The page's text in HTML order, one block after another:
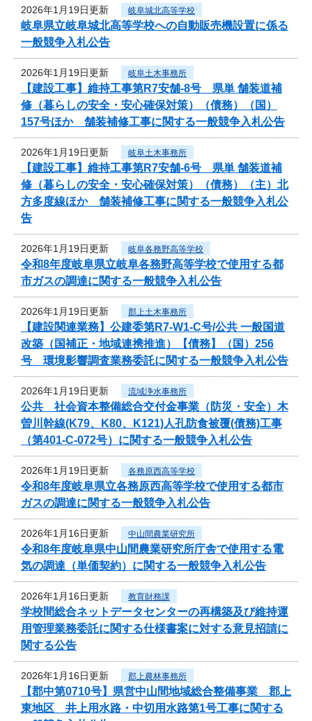
2026年1月19日更新 岐阜城北高等学校
岐阜県立岐阜城北高等学校への自動販売機設置に係る
一般競争入札公告
2026年1月19日更新 岐阜土木事務所
【建設工事】維持工事第R7安舗-8号 県単 舗装道補
修（暮らしの安全・安心確保対策）（債務）（国）
157号ほか 舗装補修工事に関する一般競争入札公告
2026年1月19日更新 岐阜土木事務所
【建設工事】維持工事第R7安舗-6号 県単 舗装道補
修（暮らしの安全・安心確保対策）（債務）（主）北
方多度線ほか 舗装補修工事に関する一般競争入札公
告
2026年1月19日更新 岐阜各務野高等学校
令和8年度岐阜県立岐阜各務野高等学校で使用する都
市ガスの調達に関する一般競争入札公告
2026年1月19日更新 郡上土木事務所
【建設関連業務】公建委第R7-W1-C号/公共 一般国道
改築（国補正・地域連携推進）【債務】（国）256
号 環境影響調査業務委託に関する一般競争入札公告
2026年1月19日更新 流域浄水事務所
公共 社会資本整備総合交付金事業（防災・安全）木
曽川幹線(K79、K80、K121)人孔防食被覆(債務)工事
（第401-C-072号）に関する一般競争入札公告
2026年1月19日更新 各務原西高等学校
令和8年度岐阜県立各務原西高等学校で使用する都市
ガスの調達に関する一般競争入札公告
2026年1月16日更新 中山間農業研究所
令和8年度岐阜県中山間農業研究所庁舎で使用する電
気の調達（単価契約）に関する一般競争入札公告
2026年1月16日更新 教育財務課
学校間総合ネットデータセンターの再構築及び維持運
用管理業務委託に関する仕様書案に対する意見招請に
関する公告
2026年1月16日更新 郡上農林事務所
【郡中第0710号】県営中山間地域総合整備事業 郡上
東地区 井上用水路・中切用水路第1号工事に関する